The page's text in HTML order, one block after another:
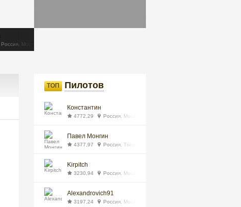
Россия, Москва
ТОП Пилотов
Константин
4772,29 Россия, Москва
Павел Монгин
4377,97 Россия, Тверь
Kirpitch
3230,94 Россия, Москва
Alexandrovich91
3197,24 Россия, Москва